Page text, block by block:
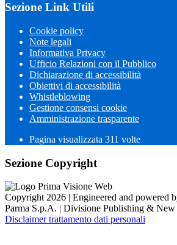
Sezione Link Utili
Cookie policy
Note legali
Informativa Privacy
Ufficio Relazioni con il Pubblico
Dichiarazione di accessibilità
Obiettivi di accessibilità
Whistleblowing
Gestione consensi cookie
Amministrazione trasparente
Pagina visualizzata 311 volte
Sezione Copyright
Copyright 2026 | Engineered and powered
Parma S.p.A. | Divisione Publishing & New
Disclaimer trattamento dati personali